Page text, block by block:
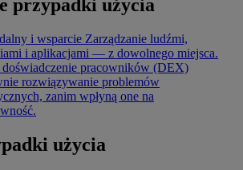
przypadki użycia
i wsparcie Zarządzanie ludźmi,
i aplikacjami — z dowolnego miejsca.
pracowników (DEX)
rozwiązywanie problemów
zanim wpłyną one na
użycia